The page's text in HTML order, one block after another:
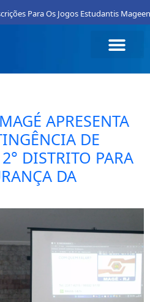
Para Os Jogos Estudantis
APRESENTA
DE
DISTRITO PARA
DA